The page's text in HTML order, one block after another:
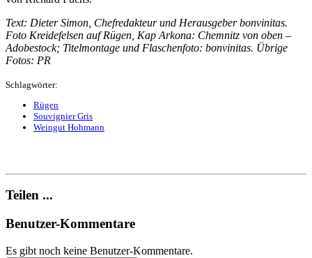
Text: Dieter Simon, Chefredakteur und Herausgeber bonvinitas.
Foto Kreidefelsen auf Rügen, Kap Arkona: Chemnitz von oben –
Adobestock; Titelmontage und Flaschenfoto: bonvinitas. Übrige
Fotos: PR
Schlagwörter:
Rügen
Souvignier Gris
Weingut Hohmann
Teilen ...
Benutzer-Kommentare
Es gibt noch keine Benutzer-Kommentare.